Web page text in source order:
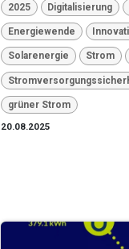
2025 Digitalisierung
Energiewende
Solarenergie Strom
grüner Strom
20.08.2025